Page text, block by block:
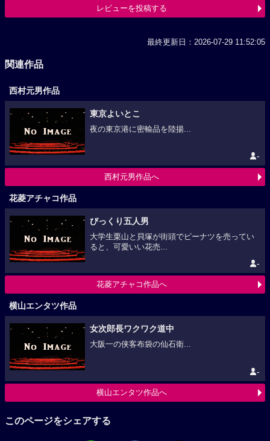
レビューを投稿する
最終更新日：2026-07-29 11:52:05
関連作品
西村元男作品
東京よいとこ
夜の東京港に密輸品を陸揚...
-
西村元男作品へ
花菱アチャコ作品
びっくり五人男
大学生栗山と貝塚が街頭でピーナツを売ってい
ると、可愛いい花売...
-
花菱アチャコ作品へ
横山エンタツ作品
女次郎長ワクワク道中
大阪一の侠客布袋の仙石衛...
-
横山エンタツ作品へ
このページをシェアする